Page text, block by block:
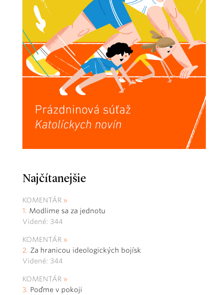
Najčítanejšie
KOMENTÁR
Modlime sa za jednotu
Videné: 344
KOMENTÁR
Za hranicou ideologických bojísk
Videné: 344
KOMENTÁR
Poďme v pokoji